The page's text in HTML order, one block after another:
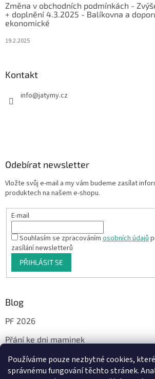
Používáme pouze nezbytné cookies,
správnému fungování těchto stránek.
Změna v obchodních podmínkách -
+ doplnění 4.3.2025 - Balíkovna a
ekonomické
19.2.2025
Kontakt
info@jatymy.cz
Odebírat newsletter
Vložte svůj e-mail a my vám budeme zasílat
produktech na našem e-shopu.
E-mail
Souhlasím se zpracovánímosobních údajů
zasílání newsletterů
PŘIHLÁSIT SE
Blog
PF 2026
Přání ke dni maminek